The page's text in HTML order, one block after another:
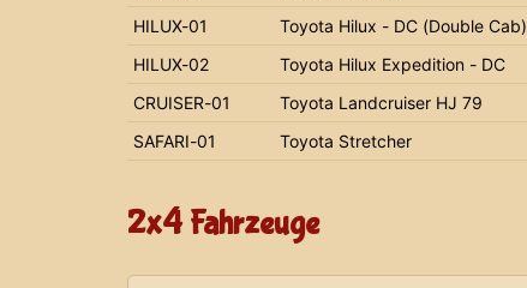
HILUX-01
Toyota Hilux - DC (Double Cab)
HILUX-02
Toyota Hilux Expedition - DC
CRUISER-01
Toyota Landcruiser HJ 79
SAFARI-01
Toyota Stretcher
2x4 Fahrzeuge